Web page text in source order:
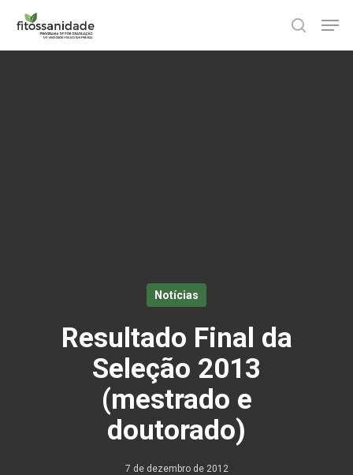
main
search
Notícias
Resultado Final da
Seleção 2013
(mestrado e
doutorado)
7 de dezembro de 2012